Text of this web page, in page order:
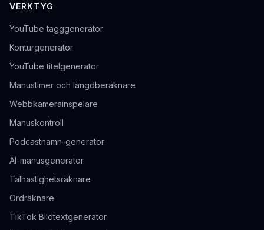
VERKTYG
YouTube tagggenerator
Konturgenerator
YouTube titelgenerator
Manustimer och längdberäknare
Webbkamerainspelare
Manuskontroll
Podcastnamn-generator
AI-manusgenerator
Talhastighetsräknare
Ordräknare
TikTok Bildtextgenerator